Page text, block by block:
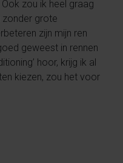
zou ik heel graag
zonder grote
zijn mijn ren
geweest in rennen
hoor, krijg ik al
kiezen, zou het voor